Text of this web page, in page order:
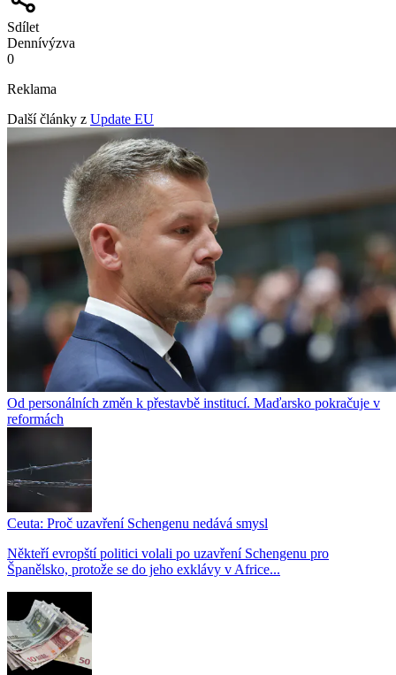
Sdílet
Dennívýzva
0
Reklama
Další články z Update EU
Od personálních změn k přestavbě institucí. Maďarsko pokračuje v
reformách
Ceuta: Proč uzavření Schengenu nedává smysl
Někteří evropští politici volali po uzavření Schengenu pro
Španělsko, protože se do jeho exklávy v Africe...